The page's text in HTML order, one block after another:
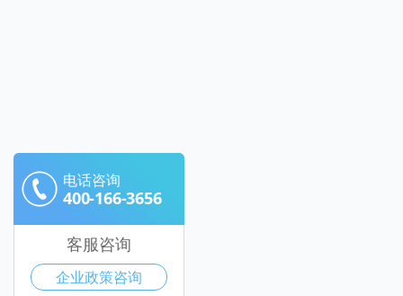
电话咨询
400-166-3656
客服咨询
企业政策咨询